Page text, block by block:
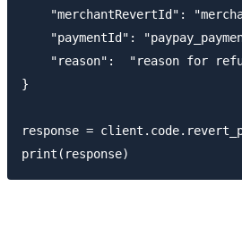
"merchantRevertId":
"paymentId":
"reason":  "reason for
}
response =